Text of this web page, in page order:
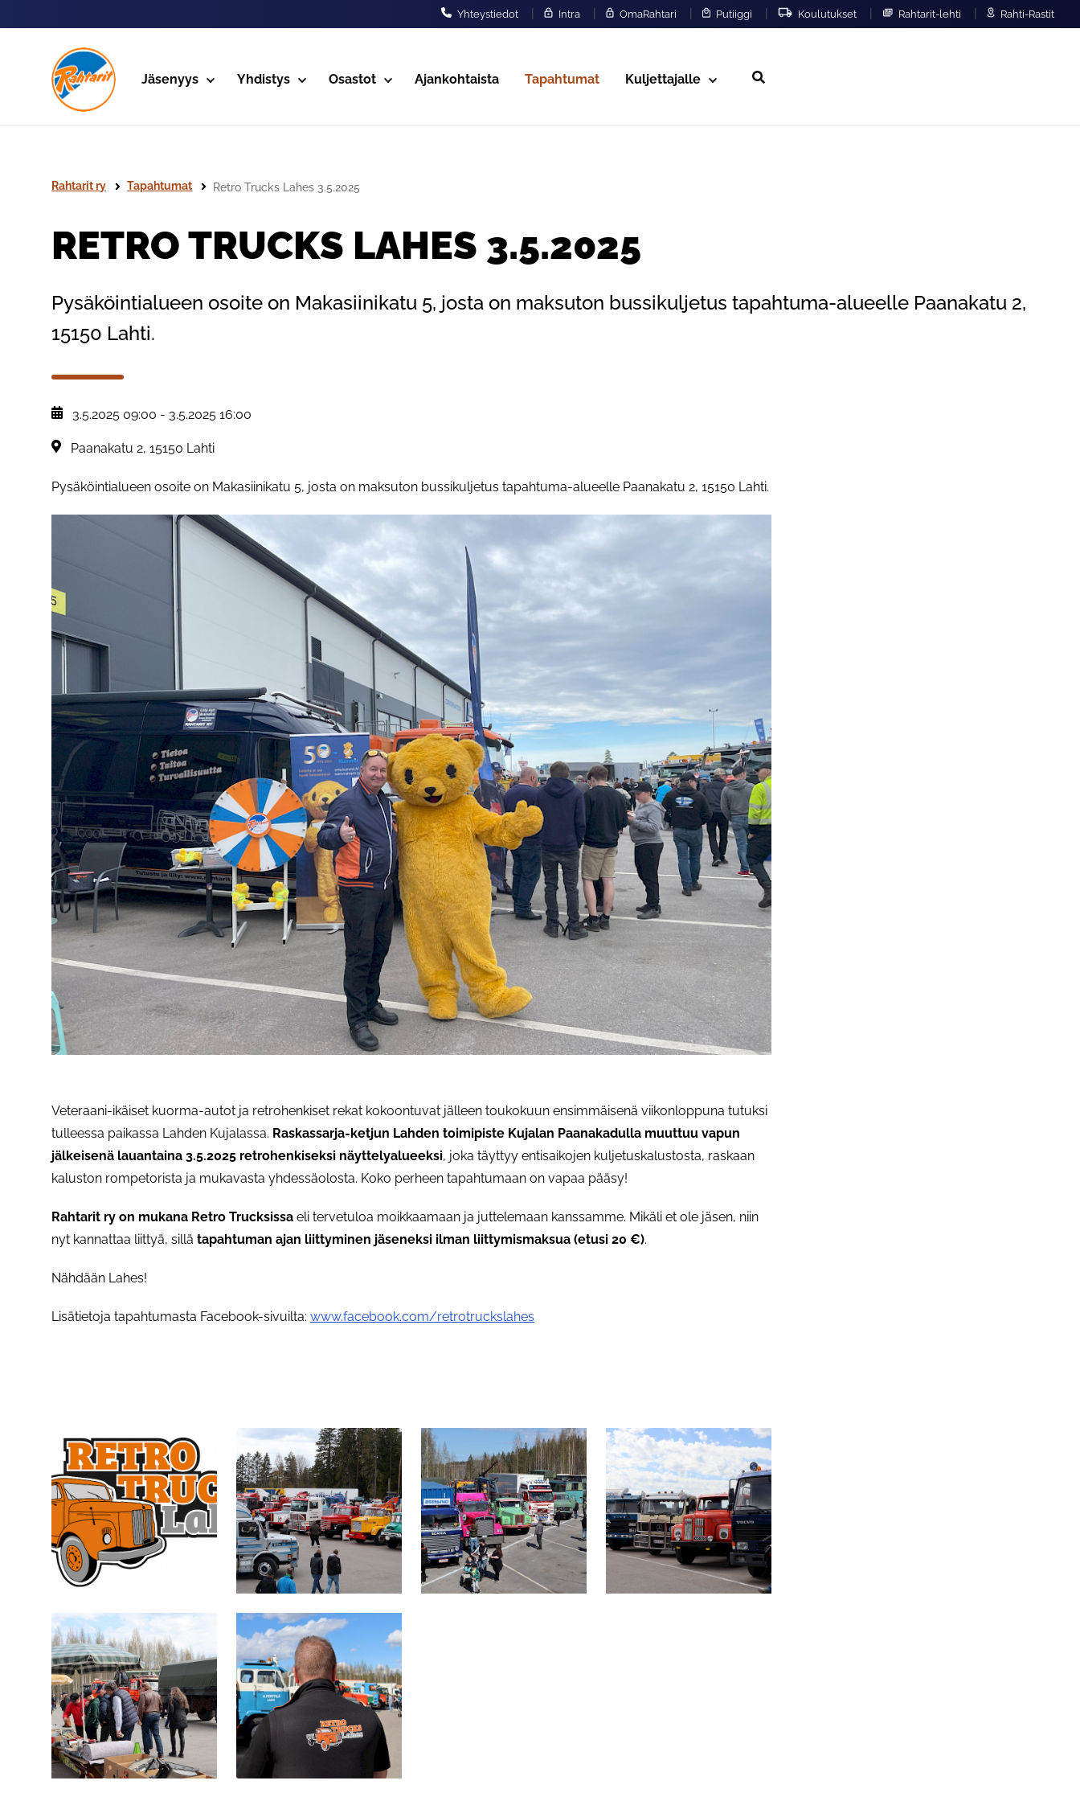
Jäsenyys Yhdistys Osastot Ajankohtaista Tapahtumat Kuljettajalle Hae
Yhteystiedot | Intra | OmaRahtari | Putiiggi | Koulutukset | Rahtarit-lehti | Rahti-Rastit
Rahtarit ry Tapahtumat Retro Trucks Lahes 3.5.2025
RETRO TRUCKS LAHES 3.5.2025
Pysäköintialueen osoite on Makasiinikatu 5, josta on maksuton bussikuljetus tapahtuma-alueelle Paanakatu 2,
15150 Lahti.
, Tapahtuman päiväys:
3.5.2025 09:00 - 3.5.2025 16:00
Sijainti:Paanakatu 2, 15150 Lahti
Pysäköintialueen osoite on Makasiinikatu 5, josta on maksuton bussikuljetus tapahtuma-alueelle Paanakatu 2, 15150 Lahti.
Veteraani-ikäiset kuorma-autot ja retrohenkiset rekat kokoontuvat jälleen toukokuun ensimmäisenä viikonloppuna tutuksi
tulleessa paikassa Lahden Kujalassa. Raskassarja-ketjun Lahden toimipiste Kujalan Paanakadulla muuttuu vapun
jälkeisenä lauantaina 3.5.2025 retrohenkiseksi näyttelyalueeksi, joka täyttyy entisaikojen kuljetuskalustosta, raskaan
kaluston rompetorista ja mukavasta yhdessäolosta. Koko perheen tapahtumaan on vapaa pääsy!
Rahtarit ry on mukana Retro Trucksissa eli tervetuloa moikkaamaan ja juttelemaan kanssamme. Mikäli et ole jäsen, niin
nyt kannattaa liittyä, sillä tapahtuman ajan liittyminen jäseneksi ilman liittymismaksua (etusi 20 €).
Nähdään Lahes!
Lisätietoja tapahtumasta Facebook-sivuilta: www.facebook.com/retrotruckslahes